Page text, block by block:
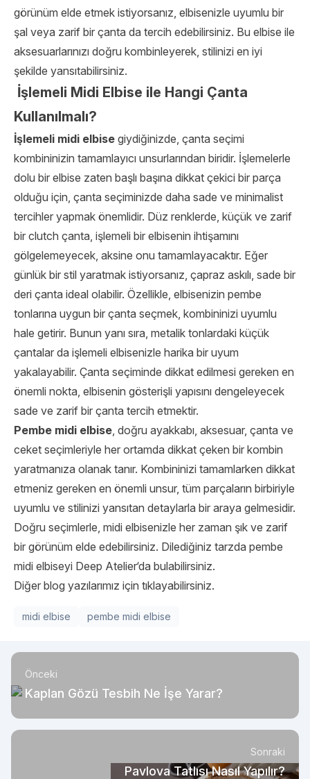
görünüm elde etmek istiyorsanız, elbisenizle uyumlu bir
şal veya zarif bir çanta da tercih edebilirsiniz. Bu elbise ile
aksesuarlarınızı doğru kombinleyerek, stilinizi en iyi
şekilde yansıtabilirsiniz.
İşlemeli Midi Elbise ile Hangi Çanta
Kullanılmalı?
İşlemeli midi elbise giydiğinizde, çanta seçimi
kombininizin tamamlayıcı unsurlarından biridir. İşlemelerle
dolu bir elbise zaten başlı başına dikkat çekici bir parça
olduğu için, çanta seçiminizde daha sade ve minimalist
tercihler yapmak önemlidir. Düz renklerde, küçük ve zarif
bir clutch çanta, işlemeli bir elbisenin ihtişamını
gölgelemeyecek, aksine onu tamamlayacaktır. Eğer
günlük bir stil yaratmak istiyorsanız, çapraz askılı, sade bir
deri çanta ideal olabilir. Özellikle, elbisenizin pembe
tonlarına uygun bir çanta seçmek, kombininizi uyumlu
hale getirir. Bunun yanı sıra, metalik tonlardaki küçük
çantalar da işlemeli elbisenizle harika bir uyum
yakalayabilir. Çanta seçiminde dikkat edilmesi gereken en
önemli nokta, elbisenin gösterişli yapısını dengeleyecek
sade ve zarif bir çanta tercih etmektir.
Pembe midi elbise, doğru ayakkabı, aksesuar, çanta ve
ceket seçimleriyle her ortamda dikkat çeken bir kombin
yaratmanıza olanak tanır. Kombininizi tamamlarken dikkat
etmeniz gereken en önemli unsur, tüm parçaların birbiriyle
uyumlu ve stilinizi yansıtan detaylarla bir araya gelmesidir.
Doğru seçimlerle, midi elbisenizle her zaman şık ve zarif
bir görünüm elde edebilirsiniz. Dilediğiniz tarzda pembe
midi elbiseyi Deep Atelier‘da bulabilirsiniz.
Diğer blog yazılarımız için tıklayabilirsiniz.
midi elbise pembe midi elbise
Önceki
Kaplan Gözü Tesbih Ne İşe Yarar?
Sonraki
Pavlova Tatlısı Nasıl Yapılır?